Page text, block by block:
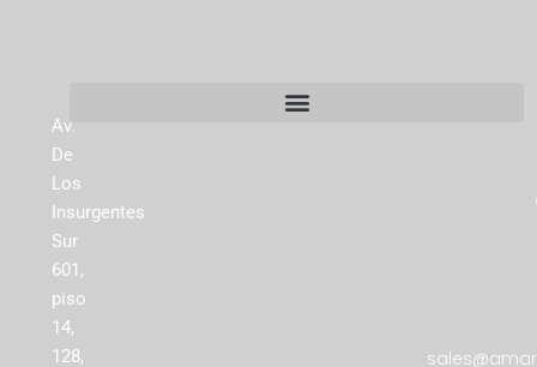
Av.
De
Los
Insurgentes
Sur
601,
piso
14,
128,